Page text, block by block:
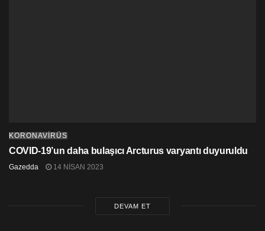
KORONAVİRÜS
COVID-19’un daha bulaşıcı Arcturus varyantı duyuruldu
Gazedda 14 NISAN 2023
DEVAM ET